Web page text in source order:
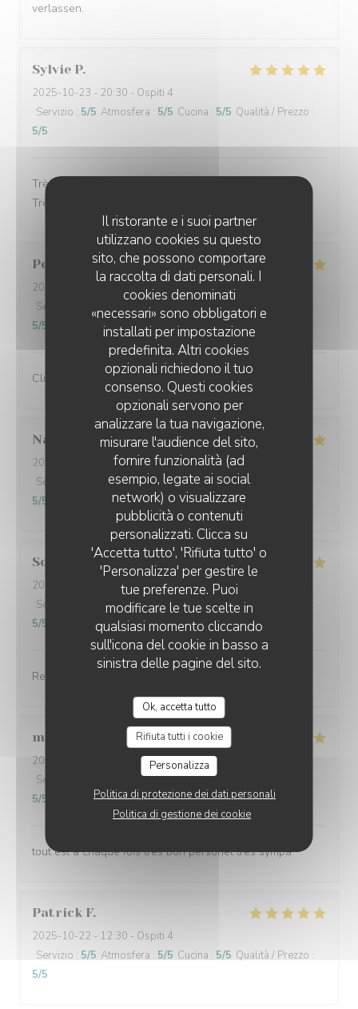
Il ristorante e i suoi partner
utilizzano cookies su questo
sito, che possono comportare
la raccolta di dati personali. I
cookies denominati
«necessari» sono obbligatori e
installati per impostazione
predefinita. Altri cookies
opzionali richiedono il tuo
consenso. Questi cookies
opzionali servono per
analizzare la tua navigazione,
misurare l'audience del sito,
fornire funzionalità (ad
esempio, legate ai social
network) o visualizzare
pubblicità o contenuti
personalizzati. Clicca su
'Accetta tutto', 'Rifiuta tutto' o
'Personalizza' per gestire le
tue preferenze. Puoi
modificare le tue scelte in
qualsiasi momento cliccando
sull'icona del cookie in basso a
sinistra delle pagine del sito.
Ok, accetta tutto
Rifiuta tutti i cookie
Personalizza
Politica di protezione dei dati personali
Politica di gestione dei cookie
verlassen.
Sylvie P
2025-10-23 - 20:30 - Ospiti 4
Servizio : 5/5 Atmosfera : 5/5 Cucina : 5/5 Qualità / Prezzo :
5/5
Très bon accueil, les plats étaient très bon et soignés.
Très bon service.
Perret
2025-10-21
- 13:00 - Ospiti 2
Servizio
Atmosfera Cucina : 5 Qualità / Prezzo
5/5
Client fidèle et jamais déçu
Nathalie
2025-10-20
- 12:00 - Ospiti 3
Servizio
Atmosfera: 5 /5 Cucina: 5/5 Qualità / Prezzo
5/5
Solange A
2025-10-22
- 12:30 - Ospiti 2
Servizio
Atmosfera: 5/5 Cucina:5/5 Qualità / Prezzo
5/5
Repas excellent, serveuses très gracieuses
muriel
2025-10-22
- 12:00 - Ospiti 5
Servizio
Atmosfera:5/5 Cucina:5
5/5
tout est a chaque fois tres bon personel tres sympa
Patrick F
2025-10-22 - 12:30 - Ospiti 4
Servizio : 5/5 Atmosfera : 5/5 Cucina : 5/5 Qualità / Prezzo :
5/5